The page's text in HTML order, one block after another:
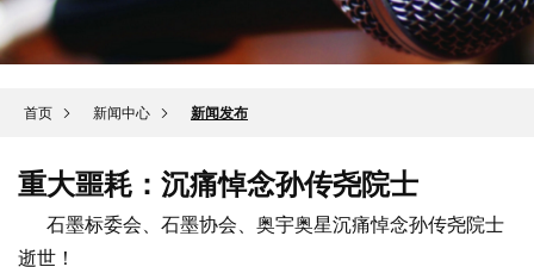
首页 新闻中心 新闻发布
重大噩耗：沉痛悼念孙传尧院士
石墨标委会、石墨协会、奥宇奥星沉痛悼念孙传尧院士
逝世！